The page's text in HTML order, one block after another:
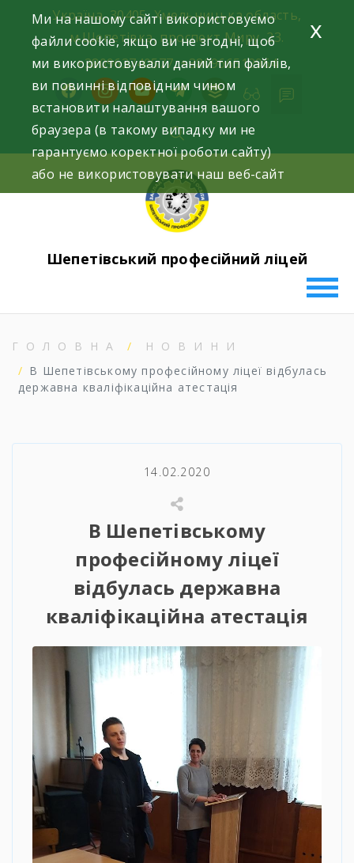
content
Україна, 30405, Хмельницька область,
м.Шепетівка, проспект Миру, 23.
+380963740577, +380966512964
facebookinstagramyoutubetelegram
buffer
Шепетівський професійний ліцей
ГОЛОВНА
НОВИНИ
В Шепетівському професійному ліцеї відбулась
державна кваліфікаційна атестація
14.02.2020
В Шепетівському
професійному ліцеї
відбулась державна
кваліфікаційна атестація
Ми на нашому сайті використовуємо
файли cookie, якщо ви не згодні, щоб
ми використовували даний тип файлів,
ви повинні відповідним чином
встановити налаштування вашого
браузера (в такому випадку ми не
гарантуємо коректної роботи сайту)
або не використовувати наш веб-сайт
x